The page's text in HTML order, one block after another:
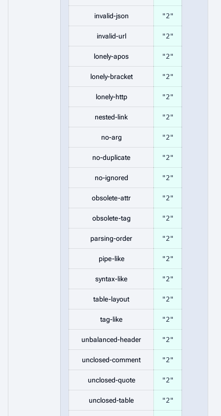
invalid-json "2"
invalid-url "2"
lonely-apos "2"
lonely-bracket "2"
lonely-http "2"
nested-link "2"
no-arg "2"
no-duplicate "2"
no-ignored "2"
obsolete-attr "2"
obsolete-tag "2"
parsing-order "2"
pipe-like "2"
syntax-like "2"
table-layout "2"
tag-like "2"
unbalanced-header "2"
unclosed-comment "2"
unclosed-quote "2"
unclosed-table "2"